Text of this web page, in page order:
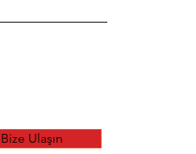
Bize Ulaşın